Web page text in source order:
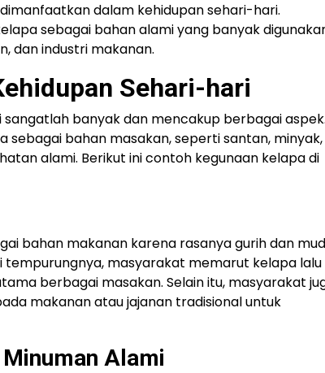
dalam kehidupan sehari-hari.
sebagai bahan alami yang banyak
dan industri makanan.
Sehari-hari
banyak dan mencakup berbagai aspek.
bahan masakan, seperti santan,
alami. Berikut ini contoh kegunaan kelapa di
bahan makanan karena rasanya gurih dan
tempurungnya, masyarakat memarut kelapa lalu
berbagai masakan. Selain itu, masyarakat
makanan atau jajanan tradisional untuk
Alami